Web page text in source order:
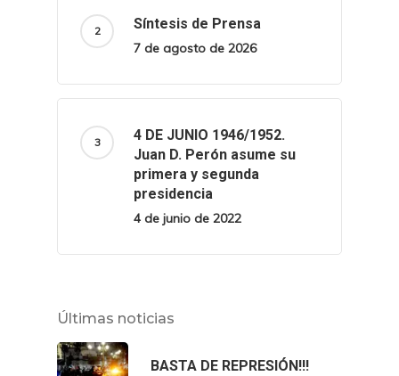
Síntesis de Prensa
7 de agosto de 2026
4 DE JUNIO 1946/1952.
Juan D. Perón asume su
primera y segunda
presidencia
4 de junio de 2022
Últimas noticias
BASTA DE REPRESIÓN!!!